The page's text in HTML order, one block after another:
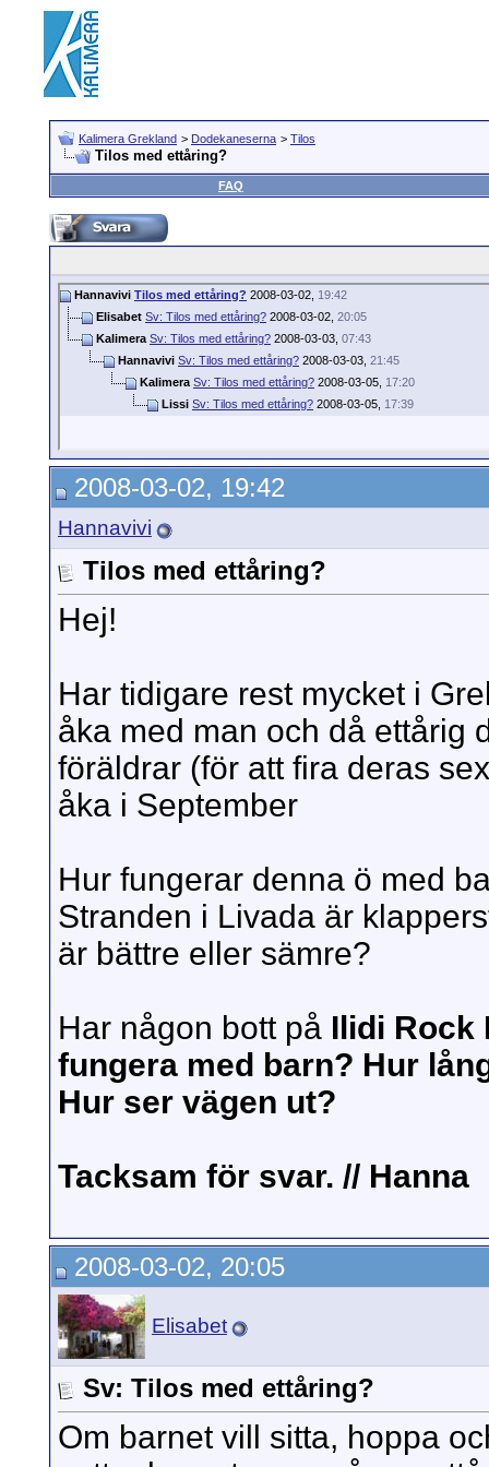
Kalimera Grekland > Dodekaneserna > Tilos
Tilos med ettåring?
FAQ
Hannavivi Tilos med ettåring? 2008-03-02, 19:42
Elisabet Sv: Tilos med ettåring? 2008-03-02, 20:05
Kalimera Sv: Tilos med ettåring? 2008-03-03, 07:43
Hannavivi Sv: Tilos med ettåring? 2008-03-03, 21:45
Kalimera Sv: Tilos med ettåring? 2008-03-05, 17:20
Lissi Sv: Tilos med ettåring? 2008-03-05, 17:39
2008-03-02, 19:42
Hannavivi
Tilos med ettåring?
Hej!
Har tidigare rest mycket i
åka med man och då ettårig
föräldrar (för att fira deras
åka i September
Hur fungerar denna ö med
Stranden i Livada är
är bättre eller sämre?
Har någon bott på Ilidi Rock
fungera med barn? Hur
Hur ser vägen ut?
Tacksam för svar. // Hanna
2008-03-02, 20:05
Elisabet
Sv: Tilos med ettåring?
Om barnet vill sitta, hoppa